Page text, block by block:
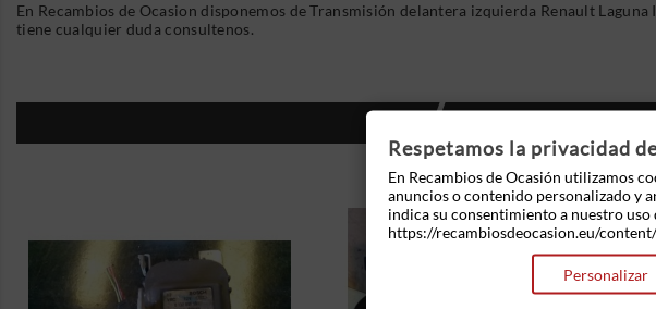
En Recambios de Ocasion disponemos de Transmisión delantera izquierda Renault
tiene cualquier duda consultenos.
Respetamos la privacidad
En Recambios de Ocasión utilizamos
anuncios o contenido personalizado y
indica su consentimiento a nuestro
https://recambiosdeocasion.eu/
Personalizar